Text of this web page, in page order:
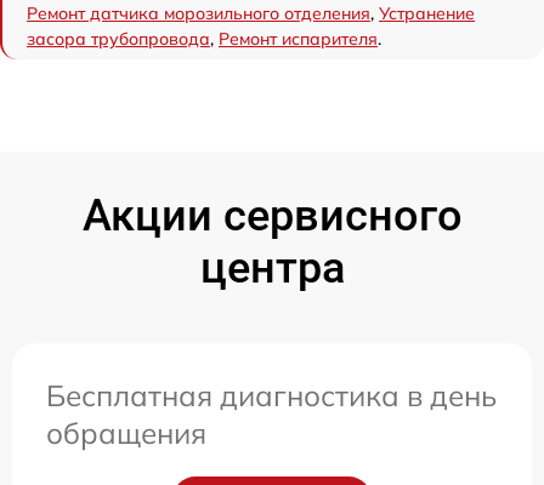
Ремонт датчика морозильного отделения, Устранение
засора трубопровода, Ремонт испарителя.
Акции сервисного
центра
Бесплатная диагностика в день
обращения